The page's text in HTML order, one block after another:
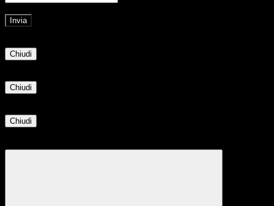
Chiudi
Chiudi
Chiudi